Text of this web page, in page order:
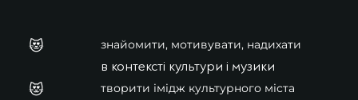
😻 знайомити, мотивувати, надихати
в контексті культури і музики
😻
творити імідж культурного міста